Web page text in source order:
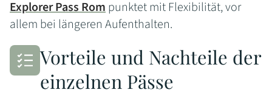
Explorer Pass Rompunktet mit Flexibilität, vor
allem bei längeren Aufenthalten.
Vorteile und Nachteile der
einzelnen Pässe